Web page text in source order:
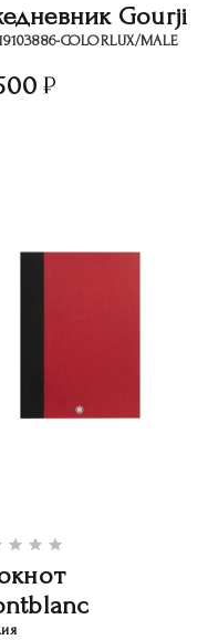
Gourji
COLORLUX/MALE